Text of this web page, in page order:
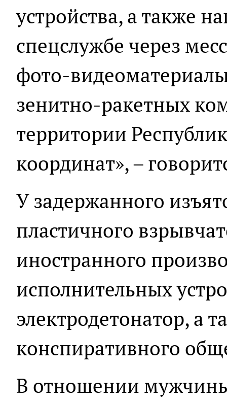
устройства, а также
спецслужбе через
фото-
зенитно-ракетных
территории
координат», –
У задержанного
пластичного
иностранного
исполнительных
электродетонатор, а
конспиративного
В отношении